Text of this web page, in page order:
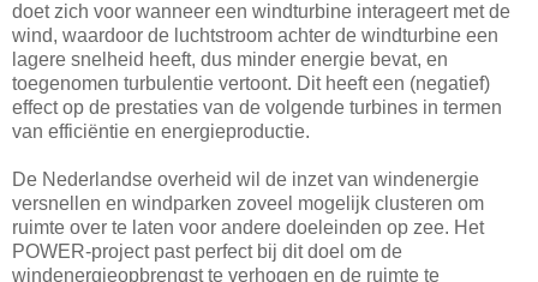
doet zich voor wanneer een windturbine interageert met de
wind, waardoor de luchtstroom achter de windturbine een
lagere snelheid heeft, dus minder energie bevat, en
toegenomen turbulentie vertoont. Dit heeft een (negatief)
effect op de prestaties van de volgende turbines in termen
van efficiëntie en energieproductie.
De Nederlandse overheid wil de inzet van windenergie
versnellen en windparken zoveel mogelijk clusteren om
ruimte over te laten voor andere doeleinden op zee. Het
POWER-project past perfect bij dit doel om de
windenergieopbrengst te verhogen en de ruimte te